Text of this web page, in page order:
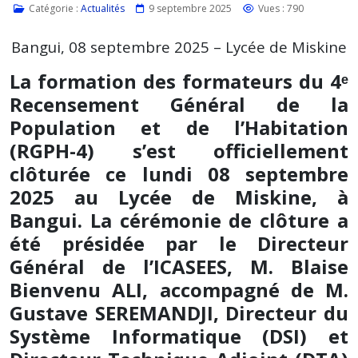
Catégorie : Actualités 9 septembre 2025 Vues : 790
Bangui, 08 septembre 2025 – Lycée de Miskine
La formation des formateurs du 4ᵉ
Recensement Général de la
Population et de l’Habitation
(RGPH-4) s’est officiellement
clôturée ce lundi 08 septembre
2025 au Lycée de Miskine, à
Bangui. La cérémonie de clôture a
été présidée par le Directeur
Général de l’ICASEES, M. Blaise
Bienvenu ALI, accompagné de M.
Gustave SEREMANDJI, Directeur du
Système Informatique (DSI) et